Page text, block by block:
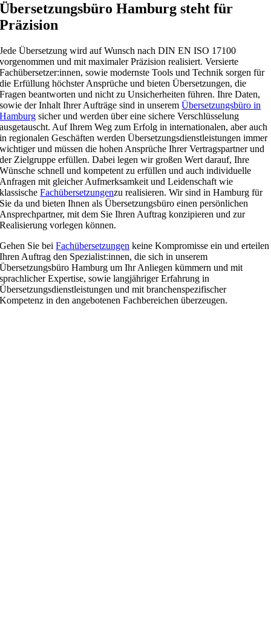
Übersetzungsbüro Hamburg steht für
Präzision
Jede Übersetzung wird auf Wunsch nach DIN EN ISO 17100
vorgenommen und mit maximaler Präzision realisiert. Versierte
Fachübersetzer:innen, sowie modernste Tools und Technik sorgen für
die Erfüllung höchster Ansprüche und bieten Übersetzungen, die
Fragen beantworten und nicht zu Unsicherheiten führen. Ihre Daten,
sowie der Inhalt Ihrer Aufträge sind in unseremÜbersetzungsbüro in
Hamburg sicher und werden über eine sichere Verschlüsselung
ausgetauscht. Auf Ihrem Weg zum Erfolg in internationalen, aber auch
in regionalen Geschäften werden Übersetzungsdienstleistungen immer
wichtiger und müssen die hohen Ansprüche Ihrer Vertragspartner und
der Zielgruppe erfüllen. Dabei legen wir großen Wert darauf, Ihre
Wünsche schnell und kompetent zu erfüllen und auch individuelle
Anfragen mit gleicher Aufmerksamkeit und Leidenschaft wie
klassischeFachübersetzungenzu realisieren. Wir sind in Hamburg für
Sie da und bieten Ihnen als Übersetzungsbüro einen persönlichen
Ansprechpartner, mit dem Sie Ihren Auftrag konzipieren und zur
Realisierung vorlegen können.
Gehen Sie beiFachübersetzungen keine Kompromisse ein und erteilen
Ihren Auftrag den Spezialist:innen, die sich in unserem
Übersetzungsbüro Hamburg um Ihr Anliegen kümmern und mit
sprachlicher Expertise, sowie langjähriger Erfahrung in
Übersetzungsdienstleistungen und mit branchenspezifischer
Kompetenz in den angebotenen Fachbereichen überzeugen.